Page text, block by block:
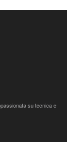
su tecnica e